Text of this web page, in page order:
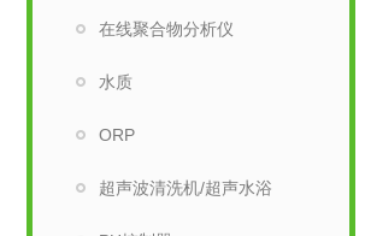
在线聚合物分析仪
水质
ORP
超声波清洗机/超声水浴